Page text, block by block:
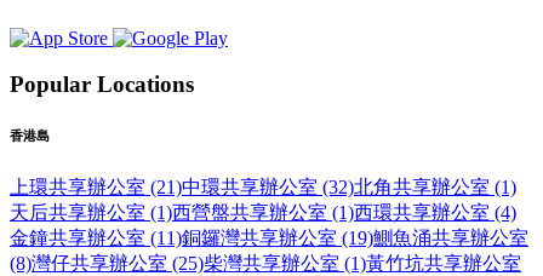
Popular Locations
香港島
上環共享辦公室 (21)中環共享辦公室 (32)北角共享辦公室 (1)
天后共享辦公室 (1)西營盤共享辦公室 (1)西環共享辦公室 (4)
金鐘共享辦公室 (11)銅鑼灣共享辦公室 (19)鰂魚涌共享辦公室
(8)灣仔共享辦公室 (25)柴灣共享辦公室 (1)黃竹坑共享辦公室